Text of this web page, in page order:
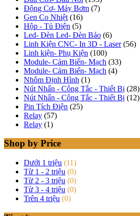
Động Cơ- Máy Bơm (7)
Gen Co Nhiệt (16)
Hộp - Tủ Điện (5)
Led- Đèn Led- Đèn Báo (6)
Linh Kiện CNC- In 3D - Laser (56)
Linh kiện- Phụ Kiện (100)
Module- Cảm Biến- Mạch (33)
Module- Cảm Biến- Mạch (4)
Nhôm Định Hình (1)
Nút Nhấn - Công Tắc - Thiết Bị (28)
Nút Nhấn - Công Tắc - Thiết Bị (12)
Pin Tích Điện (25)
Relay (57)
Relay (1)
Shop by Price
Dưới 1 triệu (11)
Từ 1 - 2 triệu (0)
Từ 2 - 3 triệu (0)
Từ 3 - 4 triệu (0)
Trên 4 triệu (0)